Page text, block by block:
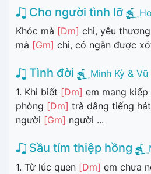
Cho người tình lỡ
Khóc mà [Dm] chi, yêu
mà [Gm] chi, có ngăn được
Tình đời
Minh Kỳ &
1. Khi biết [Dm] em mang kiếp
phòng [Dm] trà dâng tiếng
người [Gm] người ...
Sầu tím thiệp hồng
1. Từ lúc quen [Dm] em chưa